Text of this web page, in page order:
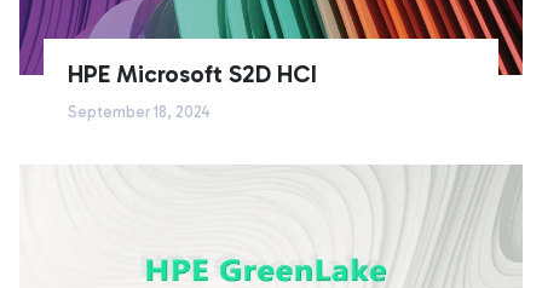
HPE Microsoft S2D HCI
September 18, 2024